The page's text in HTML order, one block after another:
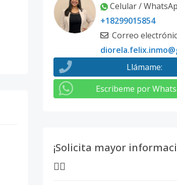
Celular /
+18299015854
Correo
Llámame:
Escribeme por
¡Solicita mayor
👇🏽